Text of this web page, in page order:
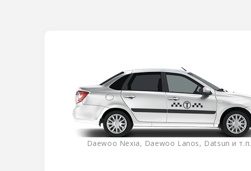
Daewoo Nexia, Daewoo Lanos, Datsun и т.п.